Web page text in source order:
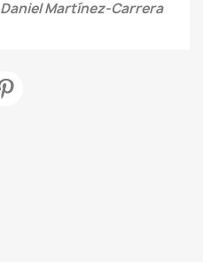
Daniel Martínez-Carrera